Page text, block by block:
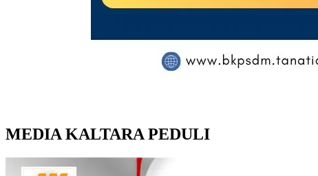
MEDIA KALTARA PEDULI